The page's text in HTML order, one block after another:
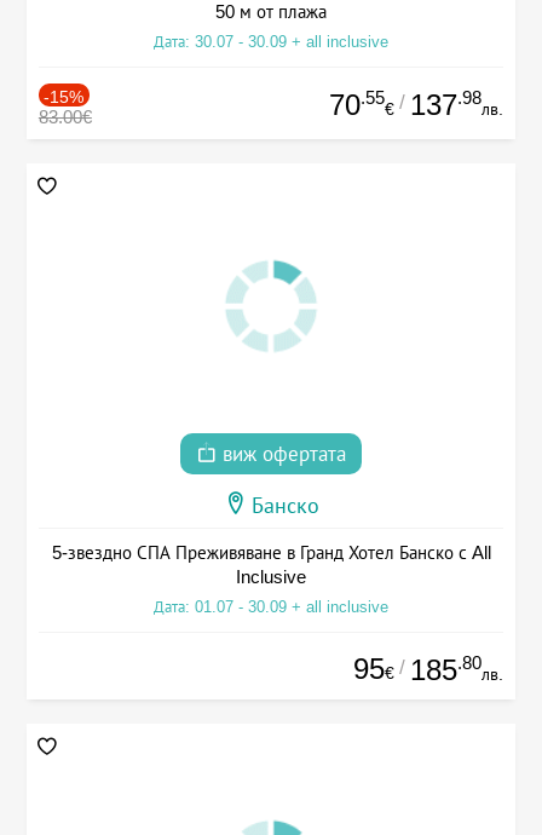
50 м от плажа
Дата: 30.07 - 30.09 + all inclusive
-15%
83.00€ 70.55
€ / 137.98
лв.
виж офертата
Банско
5-звездно СПА Преживяване в Гранд Хотел Банско с All
Inclusive
Дата: 01.07 - 30.09 + all inclusive
95€ / 185.80
лв.